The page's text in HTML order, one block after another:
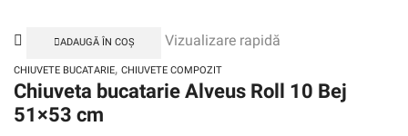
ADAUGĂ ÎN COȘ Vizualizare rapidă
CHIUVETE BUCATARIE, CHIUVETE COMPOZIT
Chiuveta bucatarie Alveus Roll 10 Bej
51×53 cm